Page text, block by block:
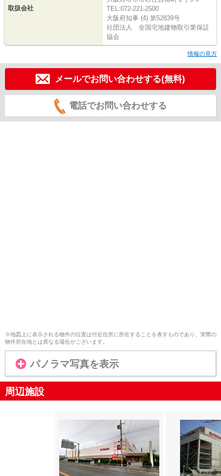
取扱会社
TEL:072-221-2500
大阪府知事 (4) 第52839号
社団法人 全国宅地建物取引業保証
協会
情報の見方
メールでお問い合わせする(無料)
電話でお問い合わせする
※地図上に表示される物件の位置は付近住所に所在することを表すものであり、実際の
物件所在地とは異なる場合がございます。
パノラマ写真を表示
周辺施設